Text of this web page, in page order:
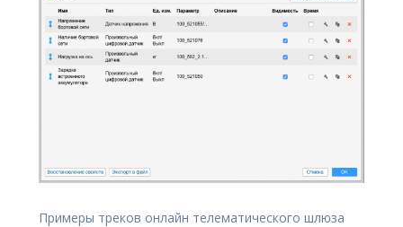
Примеры треков онлайн телематического шлюза